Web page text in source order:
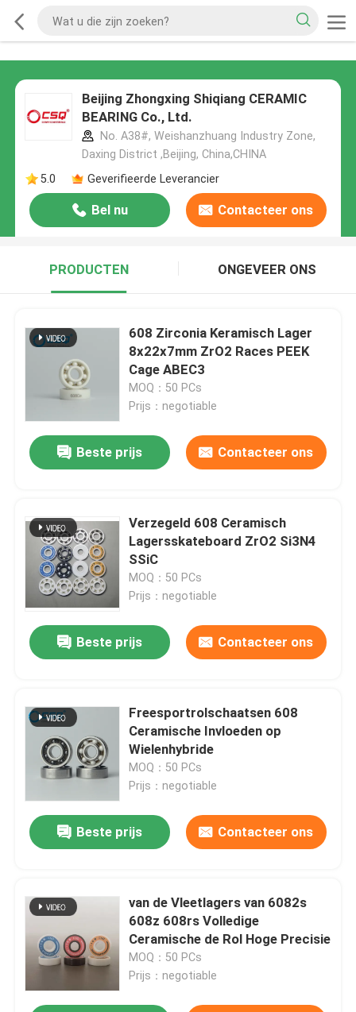
Beijing Zhongxing Shiqiang CERAMIC
BEARING Co., Ltd.
No. A38#, Weishanzhuang Industry Zone,
Daxing District ,Beijing, China,CHINA
5.0
Geverifieerde Leverancier
Bel nu Contacteer ons
PRODUCTEN ONGEVEER ONS
608 Zirconia Keramisch Lager
8x22x7mm ZrO2 Races PEEK
Cage ABEC3
MOQ：50 PCs
Prijs：negotiable
Beste prijs Contacteer ons
Verzegeld 608 Ceramisch
Lagersskateboard ZrO2 Si3N4
SSiC
MOQ：50 PCs
Prijs：negotiable
Beste prijs Contacteer ons
Freesportrolschaatsen 608
Ceramische Invloeden op
Wielenhybride
MOQ：50 PCs
Prijs：negotiable
Beste prijs Contacteer ons
van de Vleetlagers van 6082s
608z 608rs Volledige
Ceramische de Rol Hoge Precisie
MOQ：50 PCs
Prijs：negotiable